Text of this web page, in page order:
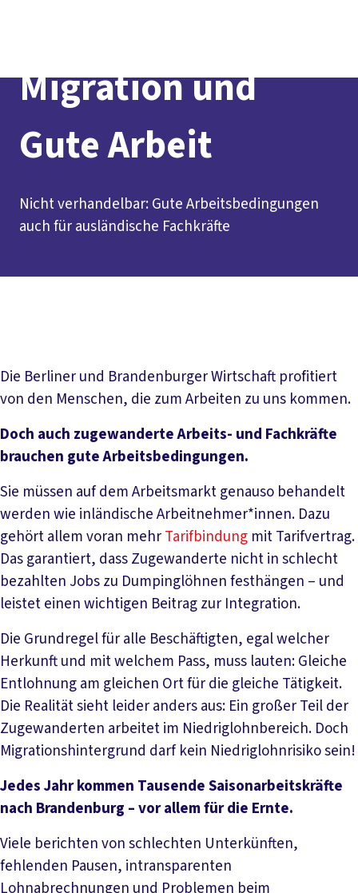
Service
Migration und
Gute Arbeit
Nicht verhandelbar: Gute Arbeitsbedingungen
auch für ausländische Fachkräfte
Die Berliner und Brandenburger Wirtschaft profitiert
von den Menschen, die zum Arbeiten zu uns kommen.
Doch auch zugewanderte Arbeits- und Fachkräfte
brauchen gute Arbeitsbedingungen.
Sie müssen auf dem Arbeitsmarkt genauso behandelt
werden wie inländische Arbeitnehmer*innen. Dazu
gehört allem voran mehrTarifbindung mit Tarifvertrag.
Das garantiert, dass Zugewanderte nicht in schlecht
bezahlten Jobs zu Dumpinglöhnen festhängen – und
leistet einen wichtigen Beitrag zur Integration.
Die Grundregel für alle Beschäftigten, egal welcher
Herkunft und mit welchem Pass, muss lauten: Gleiche
Entlohnung am gleichen Ort für die gleiche Tätigkeit.
Die Realität sieht leider anders aus: Ein großer Teil der
Zugewanderten arbeitet im Niedriglohnbereich. Doch
Migrationshintergrund darf kein Niedriglohnrisiko sein!
Jedes Jahr kommen Tausende Saisonarbeitskräfte
nach Brandenburg – vor allem für die Ernte.
Viele berichten von schlechten Unterkünften,
fehlenden Pausen, intransparenten
Lohnabrechnungen und Problemen beim